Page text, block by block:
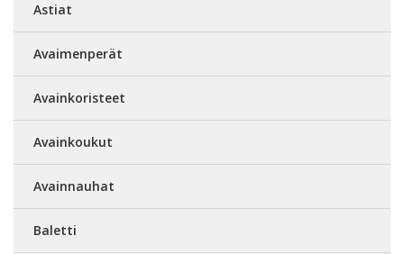
Astiat
Avaimenperät
Avainkoristeet
Avainkoukut
Avainnauhat
Baletti